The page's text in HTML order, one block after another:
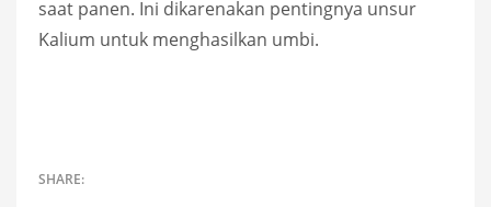
saat panen. Ini dikarenakan pentingnya unsur
Kalium untuk menghasilkan umbi.